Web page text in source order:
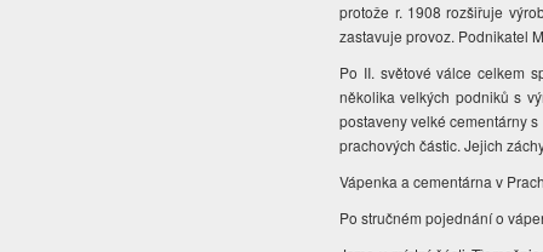
protože r. 1908 rozšiřuje
zastavuje provoz. Podnikatel
Po II. světové válce celkem
několika velkých podniků s
postaveny velké cementárny
prachových částic. Jejich
Vápenka a cementárna v
Po stručném pojednání o